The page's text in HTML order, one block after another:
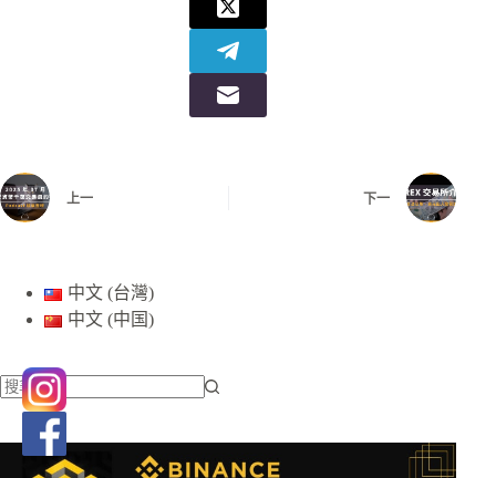
上一 下一
中文 (台灣)
中文 (中国)
不